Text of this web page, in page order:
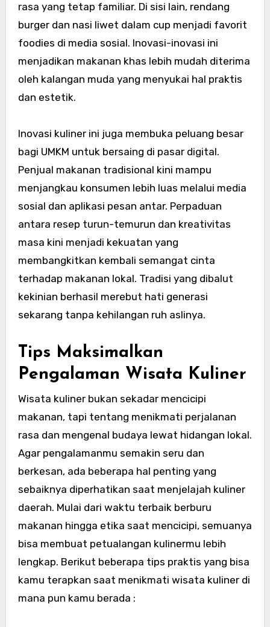
rasa yang tetap familiar. Di sisi lain, rendang
burger dan nasi liwet dalam cup menjadi favorit
foodies di media sosial. Inovasi-inovasi ini
menjadikan makanan khas lebih mudah diterima
oleh kalangan muda yang menyukai hal praktis
dan estetik.
Inovasi kuliner ini juga membuka peluang besar
bagi UMKM untuk bersaing di pasar digital.
Penjual makanan tradisional kini mampu
menjangkau konsumen lebih luas melalui media
sosial dan aplikasi pesan antar. Perpaduan
antara resep turun-temurun dan kreativitas
masa kini menjadi kekuatan yang
membangkitkan kembali semangat cinta
terhadap makanan lokal. Tradisi yang dibalut
kekinian berhasil merebut hati generasi
sekarang tanpa kehilangan ruh aslinya.
Tips Maksimalkan
Pengalaman Wisata Kuliner
Wisata kuliner bukan sekadar mencicipi
makanan, tapi tentang menikmati perjalanan
rasa dan mengenal budaya lewat hidangan lokal.
Agar pengalamanmu semakin seru dan
berkesan, ada beberapa hal penting yang
sebaiknya diperhatikan saat menjelajah kuliner
daerah. Mulai dari waktu terbaik berburu
makanan hingga etika saat mencicipi, semuanya
bisa membuat petualangan kulinermu lebih
lengkap. Berikut beberapa tips praktis yang bisa
kamu terapkan saat menikmati wisata kuliner di
mana pun kamu berada :